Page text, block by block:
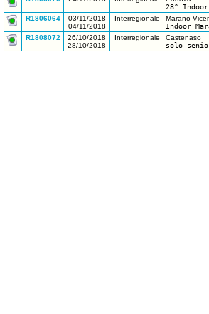
28°
R1806064
03/11/2018
04/11/2018
Interregionale
Marano
Indoor
R1808072
26/10/2018
28/10/2018
Interregionale
Castenaso
solo